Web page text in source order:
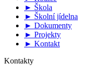
► Škola
► Školní jídelna
► Dokumenty
► Projekty
► Kontakt
Kontakty